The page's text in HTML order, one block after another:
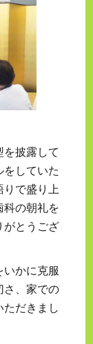
を披露して
をしていた
りで盛り上
科の朝礼を
がとうござ
いかに克服
さ、家での
ただきまし